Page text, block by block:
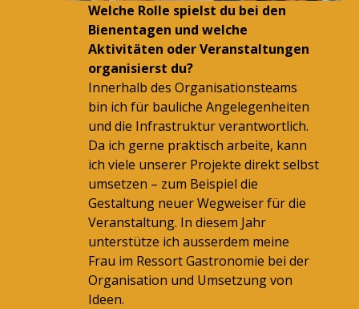
Welche Rolle spielst du bei den
Bienentagen und welche
Aktivitäten oder Veranstaltungen
organisierst du?
Innerhalb des Organisationsteams
bin ich für bauliche Angelegenheiten
und die Infrastruktur verantwortlich.
Da ich gerne praktisch arbeite, kann
ich viele unserer Projekte direkt selbst
umsetzen – zum Beispiel die
Gestaltung neuer Wegweiser für die
Veranstaltung. In diesem Jahr
unterstütze ich ausserdem meine
Frau im Ressort Gastronomie bei der
Organisation und Umsetzung von
Ideen.